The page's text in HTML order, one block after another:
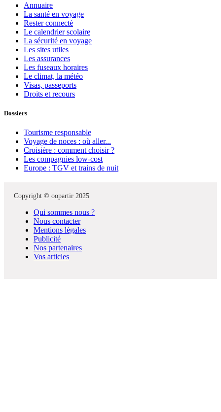
Annuaire
La santé en voyage
Rester connecté
Le calendrier scolaire
La sécurité en voyage
Les sites utiles
Les assurances
Les fuseaux horaires
Le climat, la météo
Visas, passeports
Droits et recours
Dossiers
Tourisme responsable
Voyage de noces : où aller...
Croisière : comment choisir ?
Les compagnies low-cost
Europe : TGV et trains de nuit
Copyright © oopartir 2025
Qui sommes nous ?
Nous contacter
Mentions légales
Publicité
Nos partenaires
Vos articles